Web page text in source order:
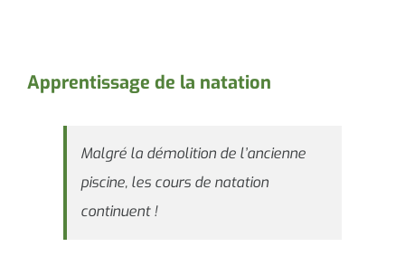
Social & solidarité
Contacter le maire
Apprentissage de la natation
Malgré la démolition de l’ancienne
piscine, les cours de natation
continuent !